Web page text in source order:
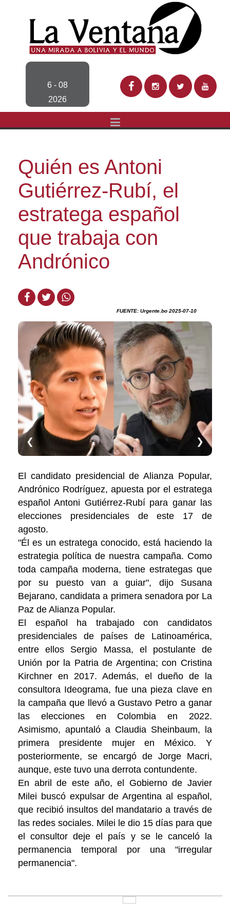
6 - 08
2026
Quién es Antoni
Gutiérrez-Rubí, el
estratega español
que trabaja con
Andrónico
FUENTE: Urgente.bo 2025-07-10
❮ ❯
El candidato presidencial de Alianza Popular,
Andrónico Rodríguez, apuesta por el estratega
español Antoni Gutiérrez-Rubí para ganar las
elecciones presidenciales de este 17 de
agosto.
"Él es un estratega conocido, está haciendo la
estrategia política de nuestra campaña. Como
toda campaña moderna, tiene estrategas que
por su puesto van a guiar", dijo Susana
Bejarano, candidata a primera senadora por La
Paz de Alianza Popular.
El español ha trabajado con candidatos
presidenciales de países de Latinoamérica,
entre ellos Sergio Massa, el postulante de
Unión por la Patria de Argentina; con Cristina
Kirchner en 2017. Además, el dueño de la
consultora Ideograma, fue una pieza clave en
la campaña que llevó a Gustavo Petro a ganar
las elecciones en Colombia en 2022.
Asimismo, apuntaló a Claudia Sheinbaum, la
primera presidente mujer en México. Y
posteriormente, se encargó de Jorge Macri,
aunque, este tuvo una derrota contundente.
En abril de este año, el Gobierno de Javier
Milei buscó expulsar de Argentina al español,
que recibió insultos del mandatario a través de
las redes sociales. Milei le dio 15 días para que
el consultor deje el país y se le canceló la
permanencia temporal por una "irregular
permanencia".